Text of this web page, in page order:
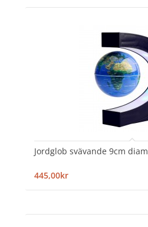
Jordglob svävande 9cm diam
445,00kr